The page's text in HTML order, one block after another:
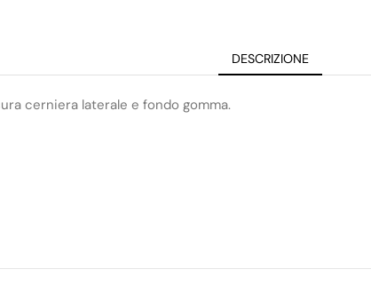
DESCRIZIONE
cerniera laterale e fondo gomma.